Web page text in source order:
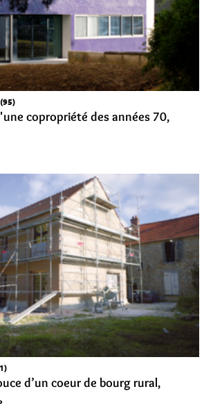
copropriété des années 70,
d’un coeur de bourg rural,